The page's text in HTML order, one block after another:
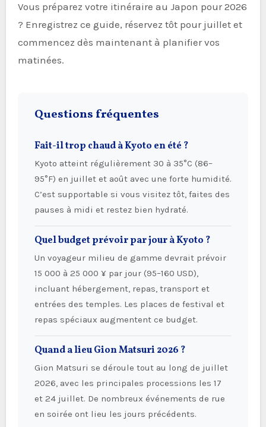
Vous préparez votre itinéraire au Japon pour 2026
? Enregistrez ce guide, réservez tôt pour juillet et
commencez dès maintenant à planifier vos
matinées.
Questions fréquentes
Fait-il trop chaud à Kyoto en été ?
Kyoto atteint régulièrement 30 à 35°C (86–
95°F) en juillet et août avec une forte humidité.
C’est supportable si vous visitez tôt, faites des
pauses à midi et restez bien hydraté.
Quel budget prévoir par jour à Kyoto ?
Un voyageur milieu de gamme devrait prévoir
15 000 à 25 000 ¥ par jour (95–160 USD),
incluant hébergement, repas, transport et
entrées des temples. Les places de festival et
repas spéciaux augmentent ce budget.
Quand a lieu Gion Matsuri 2026 ?
Gion Matsuri se déroule tout au long de juillet
2026, avec les principales processions les 17
et 24 juillet. De nombreux événements de rue
en soirée ont lieu les jours précédents.